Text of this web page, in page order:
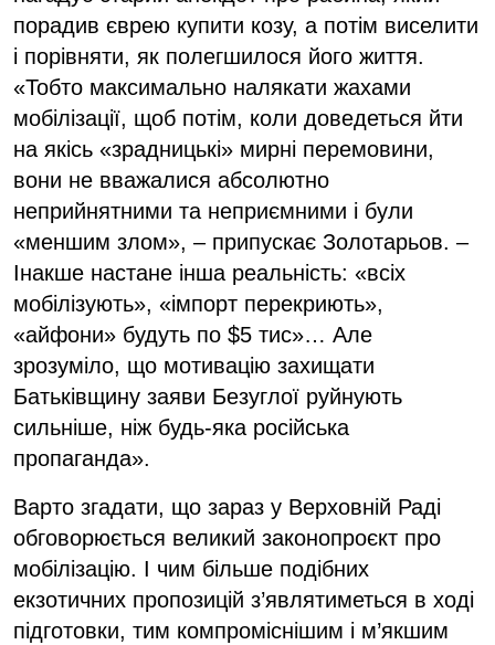
порадив єврею купити козу, а потім виселити
і порівняти, як полегшилося його життя.
«Тобто максимально налякати жахами
мобілізації, щоб потім, коли доведеться йти
на якісь «зрадницькі» мирні перемовини,
вони не вважалися абсолютно
неприйнятними та неприємними і були
«меншим злом», – припускає Золотарьов. –
Інакше настане інша реальність: «всіх
мобілізують», «імпорт перекриють»,
«айфони» будуть по $5 тис»… Але
зрозуміло, що мотивацію захищати
Батьківщину заяви Безуглої руйнують
сильніше, ніж будь-яка російська
пропаганда».
Варто згадати, що зараз у Верховній Раді
обговорюється великий законопроєкт про
мобілізацію. І чим більше подібних
екзотичних пропозицій з’являтиметься в ході
підготовки, тим компроміснішим і м’якшим